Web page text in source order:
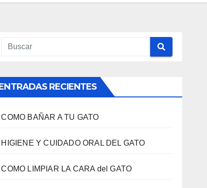
RECIENTES
COMO BAÑAR A TU GATO
HIGIENE Y CUIDADO ORAL DEL GATO
COMO LIMPIAR LA CARA del GATO